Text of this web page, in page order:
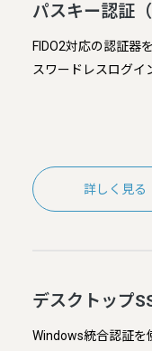
パスキー認証（
FIDO2対応の認証器
スワードレスログイ
詳しく見る
デスクトップ
Windows統合認証を